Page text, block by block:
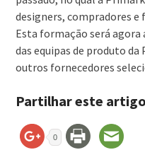
designers, compradores e
Esta formação será agora
das equipas de produto
outros fornecedores
Partilhar este
0